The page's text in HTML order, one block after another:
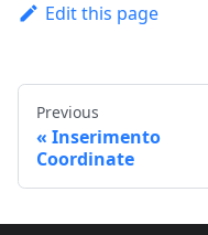
Edit this page
Previous
Inserimento
Coordinate